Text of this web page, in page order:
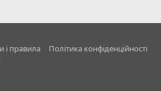
і правила
Політика конфіденційності